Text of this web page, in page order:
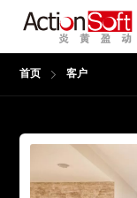
首页 客户